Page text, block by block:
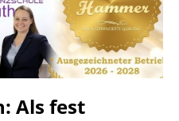
Als fest